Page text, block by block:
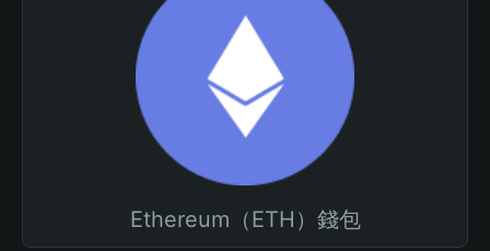
Ethereum（ETH）錢包